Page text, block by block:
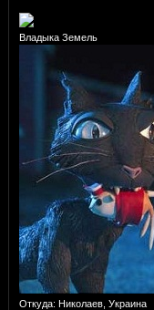
Владыка Земель
Откуда: Николаев, Украина